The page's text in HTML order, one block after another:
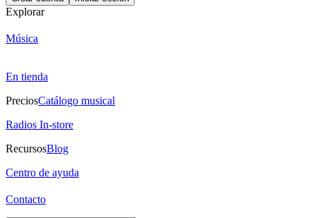
Explorar
Música
En tienda
PreciosCatálogo musical
Radios In-store
RecursosBlog
Centro de ayuda
Contacto